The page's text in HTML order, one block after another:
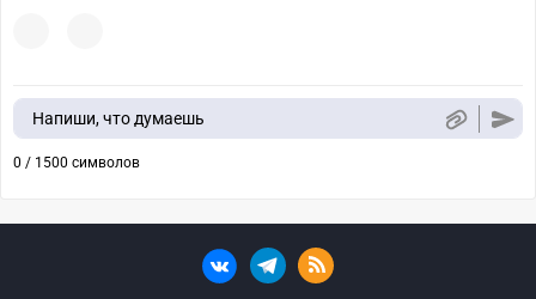
Напиши, что думаешь
0 / 1500 символов